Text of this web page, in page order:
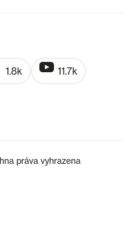
1.8k 11.7k
práva vyhrazena